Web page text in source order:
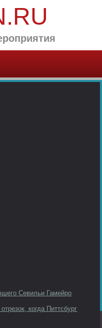
Севильи Гамейро
когда Питтсбург